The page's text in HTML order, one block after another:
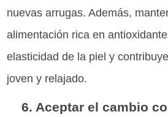
nuevas arrugas. Además,
alimentación rica en
elasticidad de la piel y
joven y relajado.
6. Aceptar el cambio